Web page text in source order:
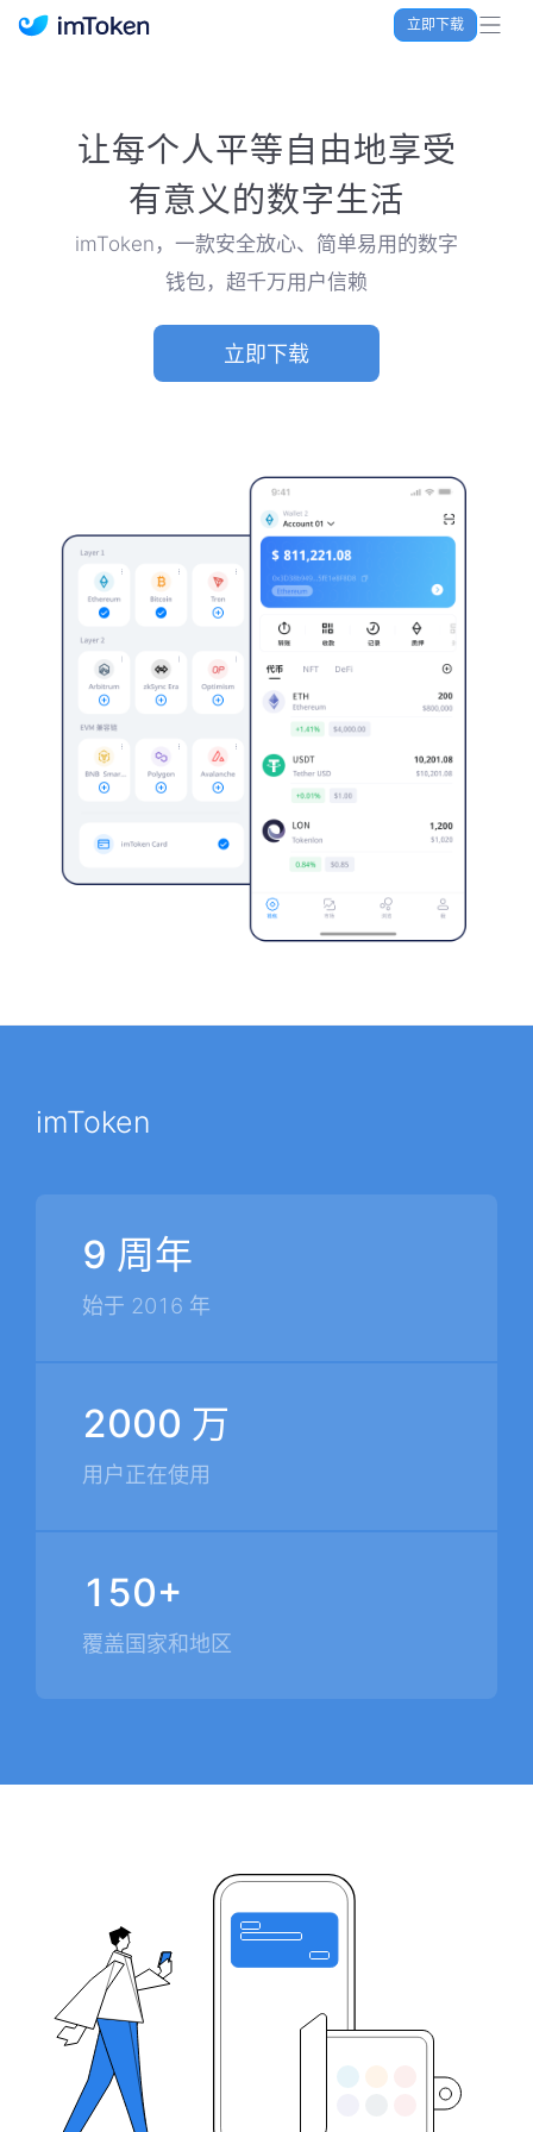
立即下载
imToken 官网｜联合TRX空投大礼包
让每个人平等自由地享受
有意义的数字生活
imToken，一款安全放心、简单易用的数字
钱包，超千万用户信赖
立即下载
imToken
9 周年
始于 2016 年
2000 万
用户正在使用
150+
覆盖国家和地区